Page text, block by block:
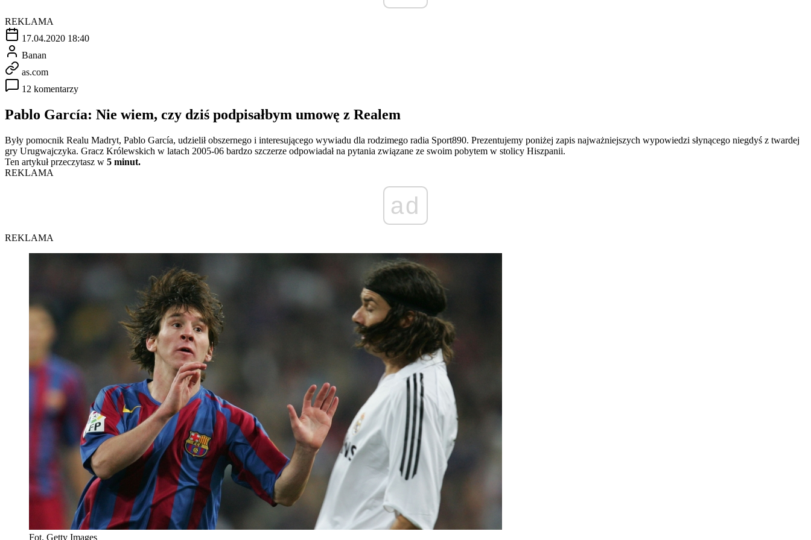
REKLAMA
17.04.2020 18:40
Banan
as.com
12 komentarzy
Pablo García: Nie wiem, czy dziś podpisałbym umowę z Realem
Były pomocnik Realu Madryt, Pablo García, udzielił obszernego i interesującego wywiadu dla rodzimego radia Sport890. Prezentujemy poniżej zapis najważniejszych wypowiedzi słynącego niegdyś z twardej
gry Urugwajczyka. Gracz Królewskich w latach 2005-06 bardzo szczerze odpowiadał na pytania związane ze swoim pobytem w stolicy Hiszpanii.
Ten artykuł przeczytasz w 5 minut.
REKLAMA
ad
REKLAMA
Fot. Getty Images